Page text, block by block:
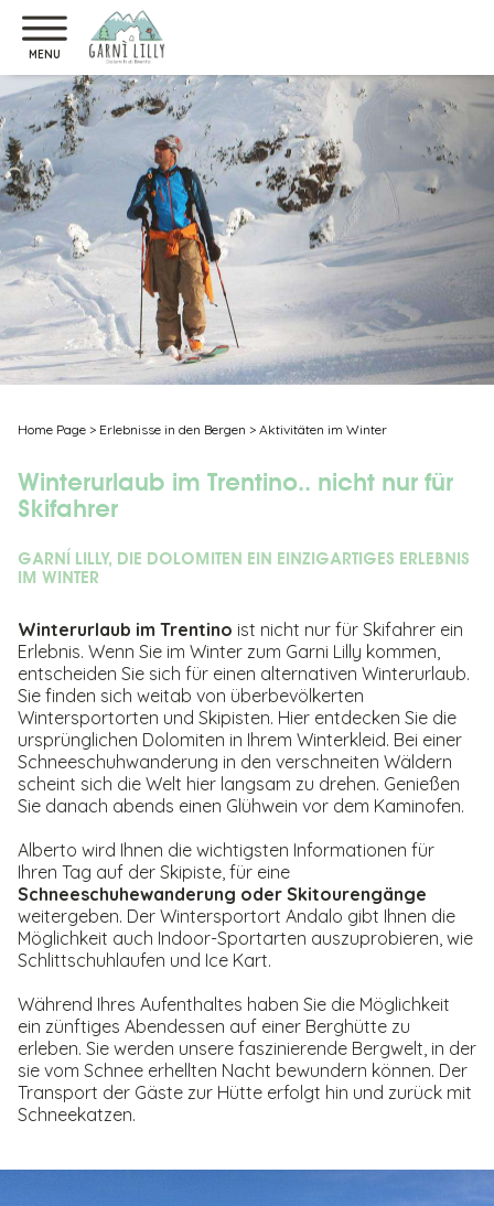
MENU
Home Page > Erlebnisse in den Bergen > Aktivitäten im Winter
Winterurlaub im Trentino.. nicht nur für
Skifahrer
GARNÍ LILLY, DIE DOLOMITEN EIN EINZIGARTIGES ERLEBNIS
IM WINTER
Winterurlaub im Trentino ist nicht nur für Skifahrer ein
Erlebnis. Wenn Sie im Winter zum Garni Lilly kommen,
entscheiden Sie sich für einen alternativen Winterurlaub.
Sie finden sich weitab von überbevölkerten
Wintersportorten und Skipisten. Hier entdecken Sie die
ursprünglichen Dolomiten in Ihrem Winterkleid. Bei einer
Schneeschuhwanderung in den verschneiten Wäldern
scheint sich die Welt hier langsam zu drehen. Genießen
Sie danach abends einen Glühwein vor dem Kaminofen.
Alberto wird Ihnen die wichtigsten Informationen für
Ihren Tag auf der Skipiste, für eine
Schneeschuhewanderung oder Skitourengänge
weitergeben. Der Wintersportort Andalo gibt Ihnen die
Möglichkeit auch Indoor-Sportarten auszuprobieren, wie
Schlittschuhlaufen und Ice Kart.
Während Ihres Aufenthaltes haben Sie die Möglichkeit
ein zünftiges Abendessen auf einer Berghütte zu
erleben. Sie werden unsere faszinierende Bergwelt, in der
sie vom Schnee erhellten Nacht bewundern können. Der
Transport der Gäste zur Hütte erfolgt hin und zurück mit
Schneekatzen.